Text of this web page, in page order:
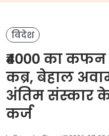
विदेश
₹4000 का कफन
कब्र, बेहाल
अंतिम संस्कार
कर्ज